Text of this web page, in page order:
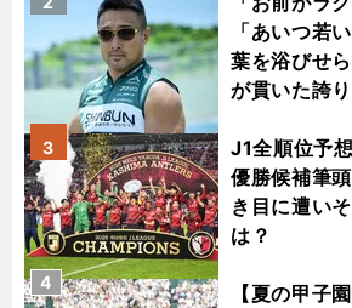
「あいつ若
葉を浴びせ
が貫いた誇
J1全順位予
優勝候補筆
き目に遭い
は？
3
【夏の甲子
4